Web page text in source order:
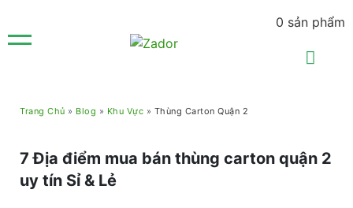
0 sản phẩm
Trang Chủ » Blog » Khu Vực » Thùng Carton Quận 2
7 Địa điểm mua bán thùng carton quận 2
uy tín Sỉ & Lẻ